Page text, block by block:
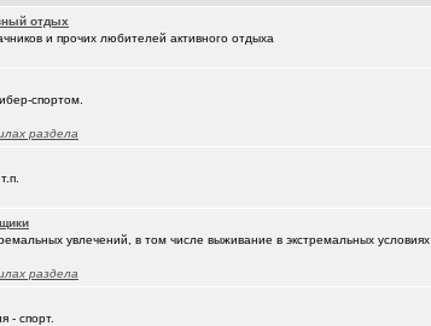
+4923
эффективны аппараты фотоэпиляц
ВКТ-9?
ВКТ-9?
Сервис Москва"
туров
(Sinmaster) +6031
онлайн.(Молодец.)
и Маргарита».
отдых
и прочих любителей активного отдыха
спортом.
раздела
увлечений, в том числе выживание в экстремальных условиях
раздела
- спорт.